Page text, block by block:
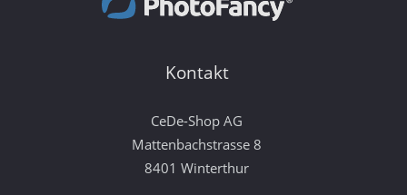
Kontakt
CeDe-Shop AG
Mattenbachstrasse 8
8401 Winterthur